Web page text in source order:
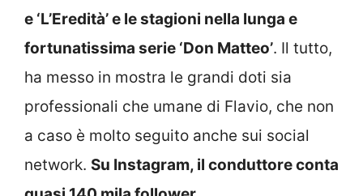
e ‘L’Eredità’ e le stagioni nella lunga e
fortunatissima serie ‘Don Matteo’. Il tutto,
ha messo in mostra le grandi doti sia
professionali che umane di Flavio, che non
a caso è molto seguito anche sui social
network. Su Instagram, il conduttore conta